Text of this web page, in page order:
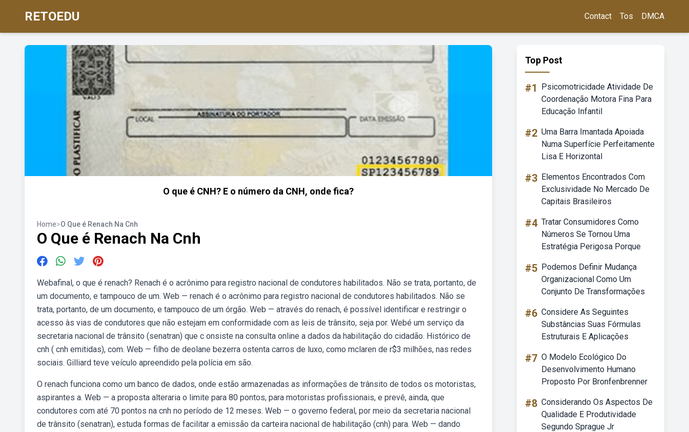
RETOEDU Contact Tos DMCA
O que é CNH? E o número da CNH, onde fica?
Home>O Que é Renach Na Cnh
O Que é Renach Na Cnh
Webafinal, o que é renach? Renach é o acrônimo para registro nacional de condutores habilitados. Não se trata, portanto, de
um documento, e tampouco de um. Web — renach é o acrônimo para registro nacional de condutores habilitados. Não se
trata, portanto, de um documento, e tampouco de um órgão. Web — através do renach, é possível identificar e restringir o
acesso às vias de condutores que não estejam em conformidade com as leis de trânsito, seja por. Webé um serviço da
secretaria nacional de trânsito (senatran) que c onsiste na consulta online a dados da habilitação do cidadão. Histórico de
cnh ( cnh emitidas), com. Web — filho de deolane bezerra ostenta carros de luxo, como mclaren de r$3 milhões, nas redes
sociais. Gilliard teve veículo apreendido pela polícia em são.
O renach funciona como um banco de dados, onde estão armazenadas as informações de trânsito de todos os motoristas,
aspirantes a. Web — a proposta alteraria o limite para 80 pontos, para motoristas profissionais, e prevê, ainda, que
condutores com até 70 pontos na cnh no período de 12 meses. Web — o governo federal, por meio da secretaria nacional
de trânsito (senatran), estuda formas de facilitar a emissão da carteira nacional de habilitação (cnh) para. Web — dando
Top Post
#1
Psicomotricidade Atividade De
Coordenação Motora Fina Para
Educação Infantil
#2 Uma Barra Imantada Apoiada
Numa Superfície Perfeitamente
Lisa E Horizontal
#3 Elementos Encontrados Com
Exclusividade No Mercado De
Capitais Brasileiros
#4 Tratar Consumidores Como
Números Se Tornou Uma
Estratégia Perigosa Porque
#5 Podemos Definir Mudança
Organizacional Como Um
Conjunto De Transformações
#6 Considere As Seguintes
Substâncias Suas Fórmulas
Estruturais E Aplicações
#7 O Modelo Ecológico Do
Desenvolvimento Humano
Proposto Por Bronfenbrenner
#8 Considerando Os Aspectos De
Qualidade E Produtividade
Segundo Sprague Jr